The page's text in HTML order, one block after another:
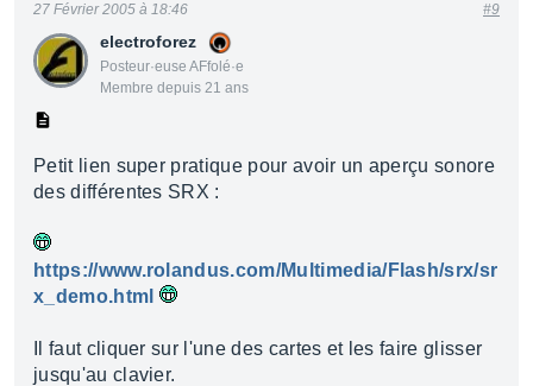
electroforez
Posteur·euse AFfolé·e
Membre depuis 21 ans
27 Février 2005 à 18:46 #9
Petit lien super pratique pour avoir un aperçu sonore
des différentes SRX :
https://www.rolandus.com/Multimedia/Flash/srx/sr
x_demo.html
Il faut cliquer sur l'une des cartes et les faire glisser
jusqu'au clavier.